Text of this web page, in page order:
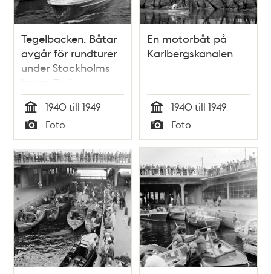
Tegelbacken. Båtar
avgår för rundturer
under Stockholms
broar. Tv. i
bakgrunden ligger
Kronprinsens stall.
T.h. Centralpalatset
Tid
1940 till 1949
Typ
Foto
En motorbåt på
Karlbergskanalen
Tid
1940 till 1949
Typ
Foto